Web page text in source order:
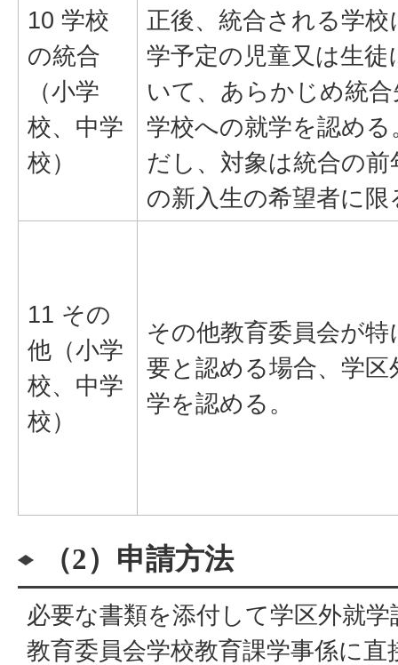
10 学校
の統合
（小学
校、中学
校）
正後、統合される学校
学予定の児童又は生徒
いて、あらかじめ統
学校への就学を認める
だし、対象は統合の前
の新入生の希望者に限
11 その
他（小学
校、中学
校）
その他教育委員会が特
要と認める場合、学区
学を認める。
（2）申請方法
必要な書類を添付して学区外就
教育委員会学校教育課学事係に